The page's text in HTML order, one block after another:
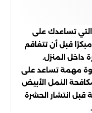
تساعدك على
قبل أن تتفاقم
داخل المنزل.
مهمة تساعد على
النمل الأبيض
قبل انتشار الحشرة